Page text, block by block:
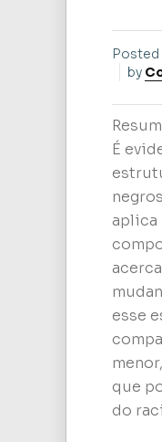
Posted
by
É
aplica
esse
que
do